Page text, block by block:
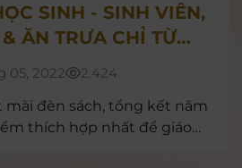
SINH - SINH VIÊN,
ĂN TRƯA CHỈ TỪ
05, 2022
2.424
đèn sách, tổng kết năm
thích hợp nhất để giáo